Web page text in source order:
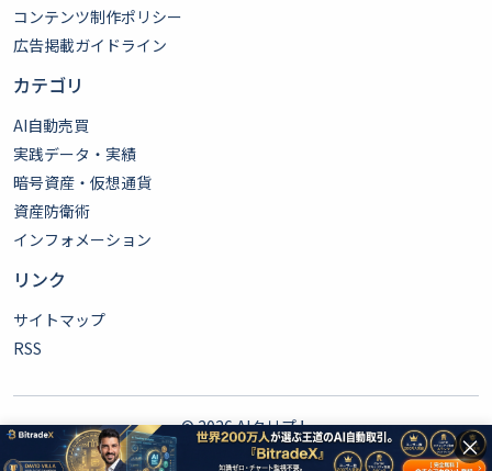
コンテンツ制作ポリシー
広告掲載ガイドライン
カテゴリ
AI自動売買
実践データ・実績
暗号資産・仮想通貨
資産防衛術
インフォメーション
リンク
サイトマップ
RSS
© 2026AIクリプト
×